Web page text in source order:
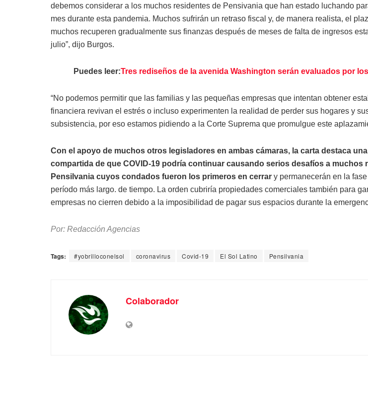
debemos considerar a los muchos residentes de Pensivania que han estado luchando
mes durante esta pandemia. Muchos sufrirán un retraso fiscal y, de manera realista, el
muchos recuperen gradualmente sus finanzas después de meses de falta de ingresos
julio”, dijo Burgos.
Puedes leer:Tres rediseños de la avenida Washington serán evaluados por
“No podemos permitir que las familias y las pequeñas empresas que intentan obtener
financiera revivan el estrés o incluso experimenten la realidad de perder sus hogares y
subsistencia, por eso estamos pidiendo a la Corte Suprema que promulgue este
Con el apoyo de muchos otros legisladores en ambas cámaras, la carta destaca
compartida de que COVID-19 podría continuar causando serios desafíos a muchos
Pensilvania cuyos condados fueron los primeros en cerrar y permanecerán en la
período más largo. de tiempo. La orden cubriría propiedades comerciales también para
empresas no cierren debido a la imposibilidad de pagar sus espacios durante la
Por: Redacción Agencias
Tags: #yobrilloconelsol coronavirus Covid-19 El Sol Latino Pensilvania
Colaborador